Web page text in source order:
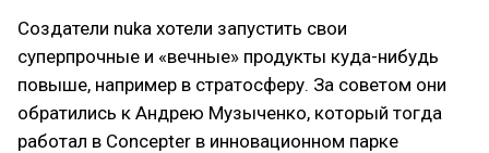
Создатели nuka хотели запустить свои
суперпрочные и «вечные» продукты куда-нибудь
повыше, например в стратосферу. За советом они
обратились к Андрею Музыченко, который тогда
работал в Concepter в инновационном парке